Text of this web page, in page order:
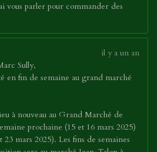
vous parler pour commander des
il y a un an
Sully,
en fin de semaine au grand marché
à nouveau au Grand Marché de
prochaine (15 et 16 mars 2025)
23 mars 2025). Les fins de semaines